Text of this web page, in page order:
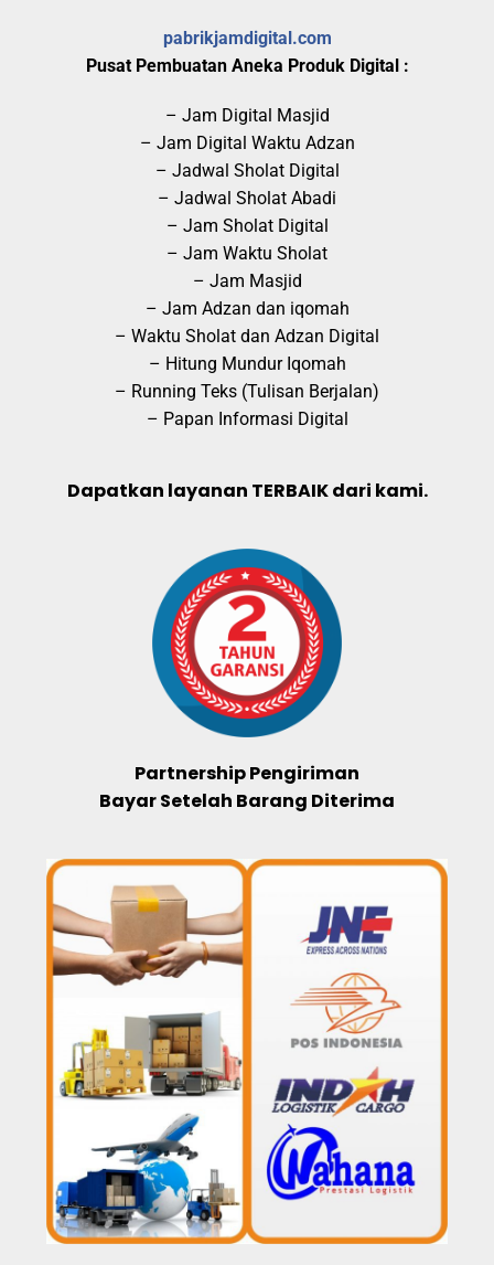
pabrikjamdigital.com
Pusat Pembuatan Aneka Produk Digital :
– Jam Digital Masjid
– Jam Digital Waktu Adzan
– Jadwal Sholat Digital
– Jadwal Sholat Abadi
– Jam Sholat Digital
– Jam Waktu Sholat
– Jam Masjid
– Jam Adzan dan iqomah
– Waktu Sholat dan Adzan Digital
– Hitung Mundur Iqomah
– Running Teks (Tulisan Berjalan)
– Papan Informasi Digital
Dapatkan layanan TERBAIK dari kami.
Partnership Pengiriman
Bayar Setelah Barang Diterima